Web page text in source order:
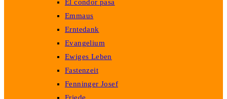
El condor pasa
Emmaus
Erntedank
Evangelium
Ewiges Leben
Fastenzeit
Fenninger Josef